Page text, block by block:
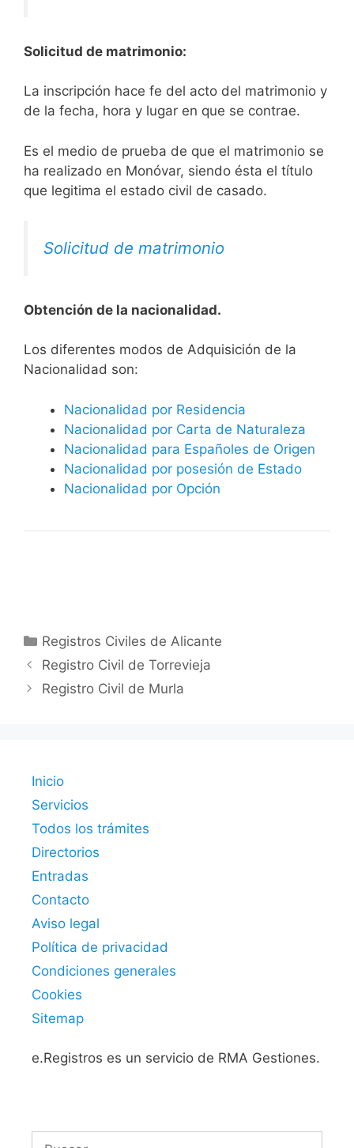
Solicitud de matrimonio:
La inscripción hace fe del acto del matrimonio y
de la fecha, hora y lugar en que se contrae.
Es el medio de prueba de que el matrimonio se
ha realizado en Monóvar, siendo ésta el título
que legitima el estado civil de casado.
Solicitud de matrimonio
Obtención de la nacionalidad.
​​​Los diferentes modos de Adquisición de la
Nacionalidad son:
Nacionalidad por Residencia
Nacionalidad por Carta de Naturaleza
Nacionalidad para Españoles de Origen
Nacionalidad por posesión de Estado
Nacionalidad por Opción
Categorías
Registros Civiles de Alicante
Registro Civil de Torrevieja
Registro Civil de Murla
Inicio
Servicios
Todos los trámites
Directorios
Entradas
Contacto
Aviso legal
Política de privacidad
Condiciones generales
Cookies
Sitemap
e.Registros es un servicio de RMA Gestiones.
Buscar: